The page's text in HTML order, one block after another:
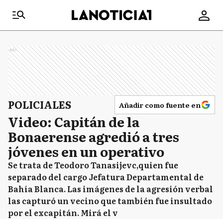
Ads
POLICIALES Añadir como fuente en
Video: Capitán de la
Bonaerense agredió a tres
jóvenes en un operativo
Se trata de Teodoro Tanasijevc,quien fue
separado del cargo Jefatura Departamental de
Bahía Blanca. Las imágenes de la agresión verbal
las capturó un vecino que también fue insultado
por el excapitán. Mirá el v